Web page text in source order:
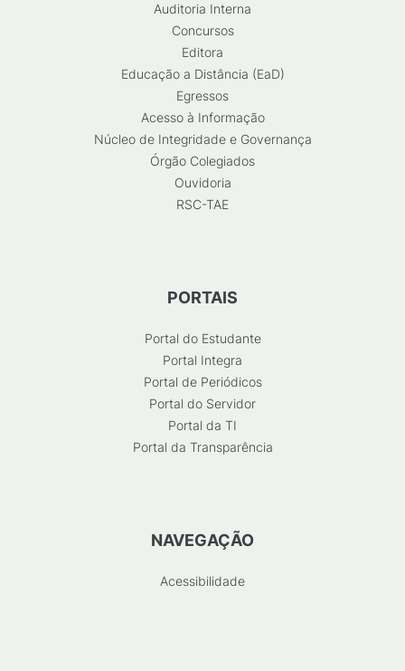
Auditoria Interna
Concursos
Editora
Educação a Distância (EaD)
Egressos
Acesso à Informação
Núcleo de Integridade e Governança
Órgão Colegiados
Ouvidoria
RSC-TAE
PORTAIS
Portal do Estudante
Portal Integra
Portal de Periódicos
Portal do Servidor
Portal da TI
Portal da Transparência
NAVEGAÇÃO
Acessibilidade